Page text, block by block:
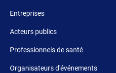
Entreprises
Acteurs publics
Professionnels de santé
Organisateurs d'événements